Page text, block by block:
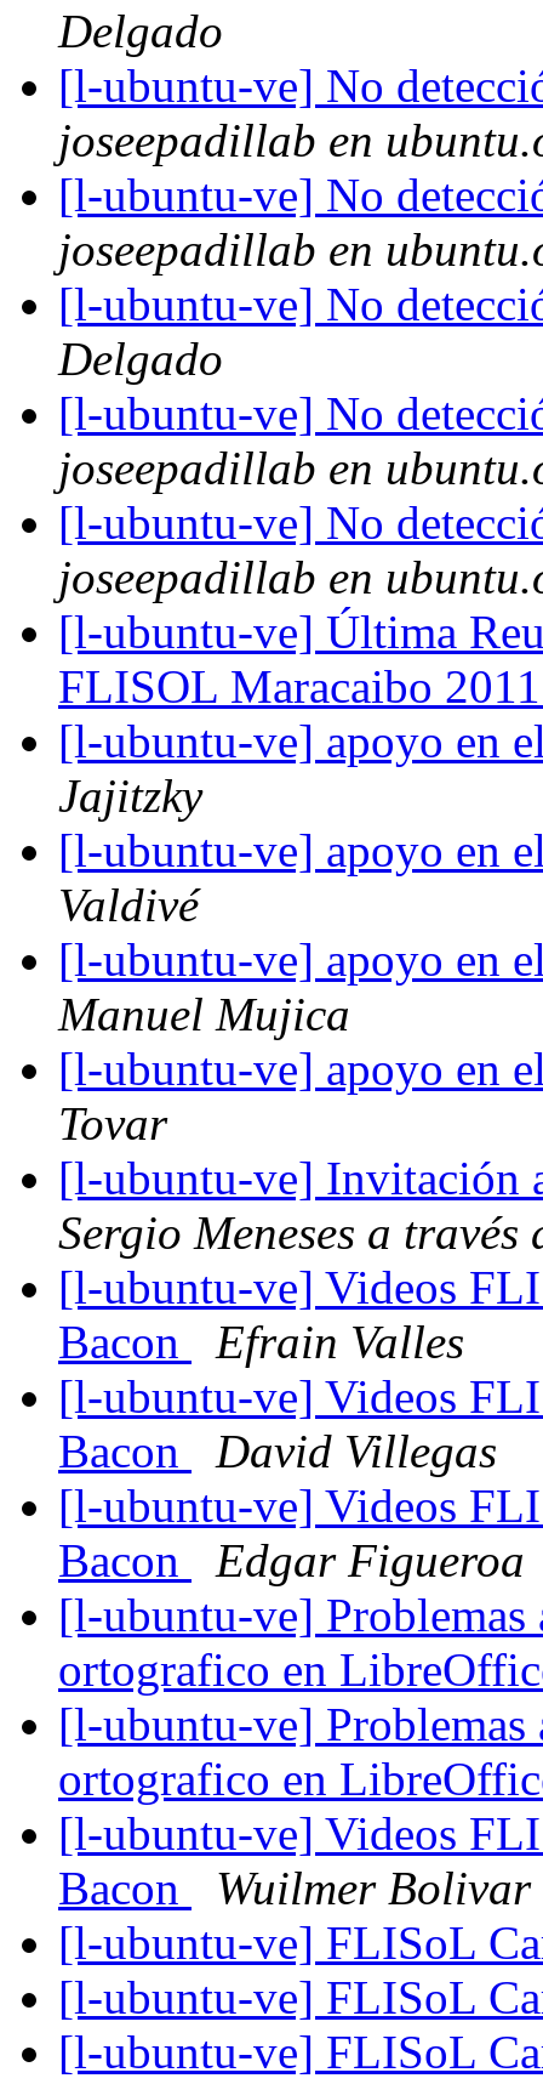
Delgado
[l-ubuntu-ve] No
joseepadillab en
[l-ubuntu-ve] No
joseepadillab en
[l-ubuntu-ve] No
Delgado
[l-ubuntu-ve] No
joseepadillab en
[l-ubuntu-ve] No
joseepadillab en
[l-ubuntu-ve] Última
FLISOL Maracaibo
[l-ubuntu-ve] apoyo en
Jajitzky
[l-ubuntu-ve] apoyo en
Valdivé
[l-ubuntu-ve] apoyo en
Manuel Mujica
[l-ubuntu-ve] apoyo en
Tovar
[l-ubuntu-ve] Invitación
Sergio Meneses a través
[l-ubuntu-ve] Videos
Bacon
Efrain Valles
[l-ubuntu-ve] Videos
Bacon
David Villegas
[l-ubuntu-ve] Videos
Bacon
Edgar Figueroa
[l-ubuntu-ve]
ortografico en
[l-ubuntu-ve]
ortografico en
[l-ubuntu-ve] Videos
Bacon
Wuilmer Bolivar
[l-ubuntu-ve] FLISoL
[l-ubuntu-ve] FLISoL
[l-ubuntu-ve] FLISoL